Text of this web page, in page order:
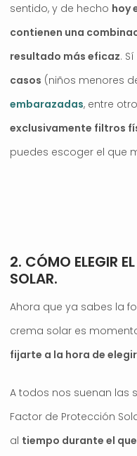
sentido, y de hecho hoy
contienen una
resultado más eficaz.
casos (niños menores
embarazadas, entre
exclusivamente filtros
puedes escoger el que
2. CÓMO ELEGIR
SOLAR.
Ahora que ya sabes la
crema solar es
fijarte a la hora de
A todos nos suenan las
Factor de Protección
al tiempo durante el